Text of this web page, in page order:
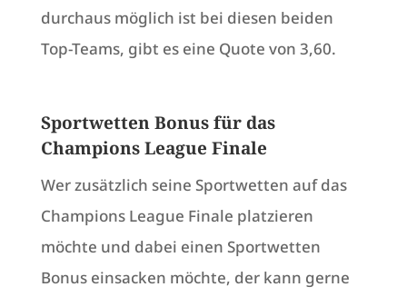
durchaus möglich ist bei diesen beiden
Top-Teams, gibt es eine Quote von 3,60.
Sportwetten Bonus für das
Champions League Finale
Wer zusätzlich seine Sportwetten auf das
Champions League Finale platzieren
möchte und dabei einen Sportwetten
Bonus einsacken möchte, der kann gerne